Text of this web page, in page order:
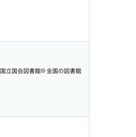
国立国会図書館 全国の図書館